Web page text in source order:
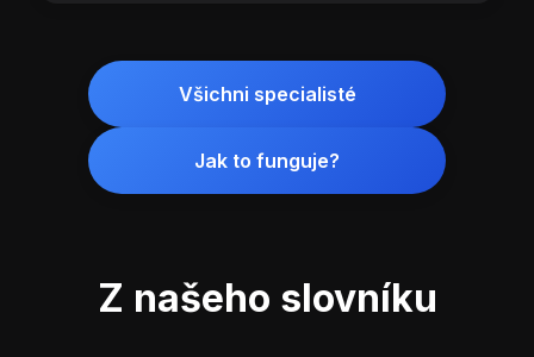
Všichni specialisté
Jak to funguje?
Z našeho slovníku